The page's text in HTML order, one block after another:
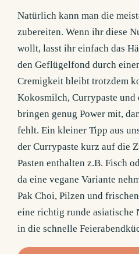
Natürlich kann man die
zubereiten. Wenn ihr diese
wollt, lasst ihr einfach das
den Geflügelfond durch
Cremigkeit bleibt trotzdem
Kokosmilch, Currypaste und
bringen genug Power mit,
fehlt. Ein kleiner Tipp aus
der Currypaste kurz auf die
Pasten enthalten z.B. Fisch
da eine vegane Variante
Pak Choi, Pilzen und
eine richtig runde
in die schnelle